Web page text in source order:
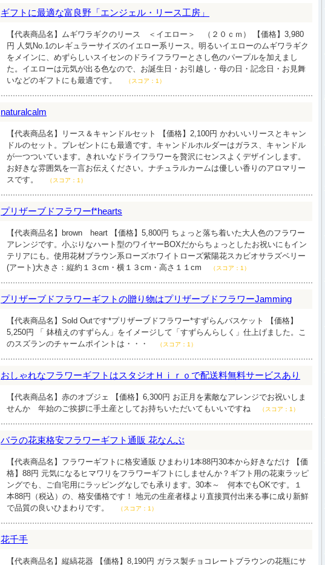
ギフトに最適な富良野「エンジェル・リース工房」
【代表商品名】ムギワラギクのリース ＜イエロー＞ （２０ｃｍ） 【価格】3,980
円 人気No.1のレギュラーサイズのイエロー系リース。明るいイエローのムギワラギク
をメインに、めずらしいスイセンのドライフラワーとさし色のパープルを加えまし
た。イエローは元気が出る色なので、お誕生日・お引越し・母の日・記念日・お見舞
いなどのギフトにも最適です。
（スコア：1）
naturalcalm
【代表商品名】リース＆キャンドルセット 【価格】2,100円 かわいいリースとキャン
ドルのセット。プレゼントにも最適です。キャンドルホルダーはガラス、キャンドル
が一つついています。きれいなドライフラワーを贅沢にセンスよくデザインします。
お好きな雰囲気を一言お伝えください。ナチュラルカームは優しい香りのアロマリー
スです。
（スコア：1）
プリザーブドフラワーf*hearts
【代表商品名】brown heart 【価格】5,800円 ちょっと落ち着いた大人色のフラワー
アレンジです。小ぶりなハート型のワイヤーBOXだからちょっとしたお祝いにもイン
テリアにも。使用花材ブラウン系ローズホワイトローズ紫陽花スカビオサラズベリー
(アート)大きさ：縦約１３cm・横１３cm・高さ１１cm
（スコア：1）
プリザーブドフラワーギフトの贈り物はプリザーブドフラワーJamming
【代表商品名】Sold Outです*プリザーブドフラワー*すずらんバスケット 【価格】
5,250円 「 鉢植えのすずらん」をイメージして「すずらんらしく」仕上げました。こ
のスズランのチャームポイントは・・・
（スコア：1）
おしゃれなフラワーギフトはスタジオＨｉｒｏで配送料無料サービスあり
【代表商品名】赤のオブジェ 【価格】6,300円 お正月を素敵なアレンジでお祝いしま
せんか 年始のご挨拶に手土産としてお持ちいただいてもいいですね
（スコア：1）
バラの花束格安フラワーギフト通販 花なんぶ
【代表商品名】フラワーギフトに格安通販 ひまわり1本88円30本から好きなだけ 【価
格】88円 元気になるヒマワリをフラワーギフトにしませんか？ギフト用の花束ラッピ
ングでも、ご自宅用にラッピングなしでも承ります。30本～ 何本でもOKです。１
本88円（税込）の、格安価格です！ 地元の生産者様より直接買付出来る事に成り新鮮
で品質の良いひまわりです。
（スコア：1）
花千手
【代表商品名】縦縞花器 【価格】8,190円 ガラス製チョコレートブラウンの花瓶にサ